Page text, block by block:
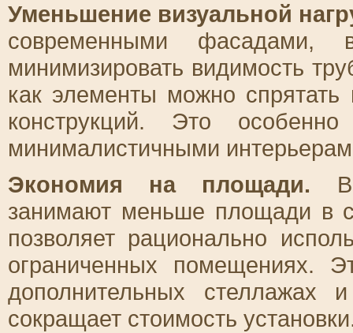
Уменьшение визуальной
современными фасадами,
минимизировать видимость
как элементы можно
конструкций. Это
минималистичными
Экономия на площади.
занимают меньше площади в
позволяет рационально
ограниченных помещениях.
дополнительных стеллажах
сокращает стоимость